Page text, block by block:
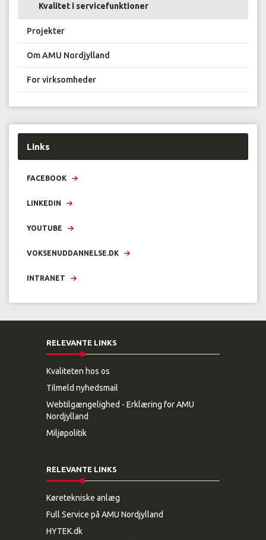
Kvalitet i servicefunktioner
Projekter
Om AMU Nordjylland
For virksomheder
Links
FACEBOOK
LINKEDIN
YOUTUBE
VOKSENUDDANNELSE.DK
INTRANET
RELEVANTE LINKS
Kvaliteten hos os
Tilmeld nyhedsmail
Webtilgængelighed - Erklæring for AMU
Nordjylland
Miljøpolitik
RELEVANTE LINKS
Køretekniske anlæg
Full Service på AMU Nordjylland
HYTEK.dk